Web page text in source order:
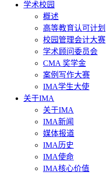
学术校园
概述
高等教育认可计划
校园管理会计大赛
学术顾问委员会
CMA 奖学金
案例写作大赛
IMA学生大使
关于IMA
关于IMA
IMA新闻
媒体报道
IMA历史
IMA使命
IMA核心价值